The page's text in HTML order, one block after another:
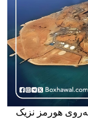
هورمز نزیک